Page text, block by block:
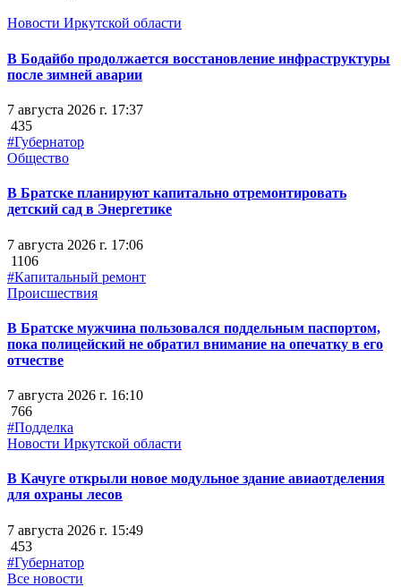
Новости Иркутской области
В Бодайбо продолжается восстановление инфраструктуры
после зимней аварии
7 августа 2026 г. 17:37
435
#Губернатор
Общество
В Братске планируют капитально отремонтировать
детский сад в Энергетике
7 августа 2026 г. 17:06
1106
#Капитальный ремонт
Происшествия
В Братске мужчина пользовался поддельным паспортом,
пока полицейский не обратил внимание на опечатку в его
отчестве
7 августа 2026 г. 16:10
766
#Подделка
Новости Иркутской области
В Качуге открыли новое модульное здание авиаотделения
для охраны лесов
7 августа 2026 г. 15:49
453
#Губернатор
Все новости